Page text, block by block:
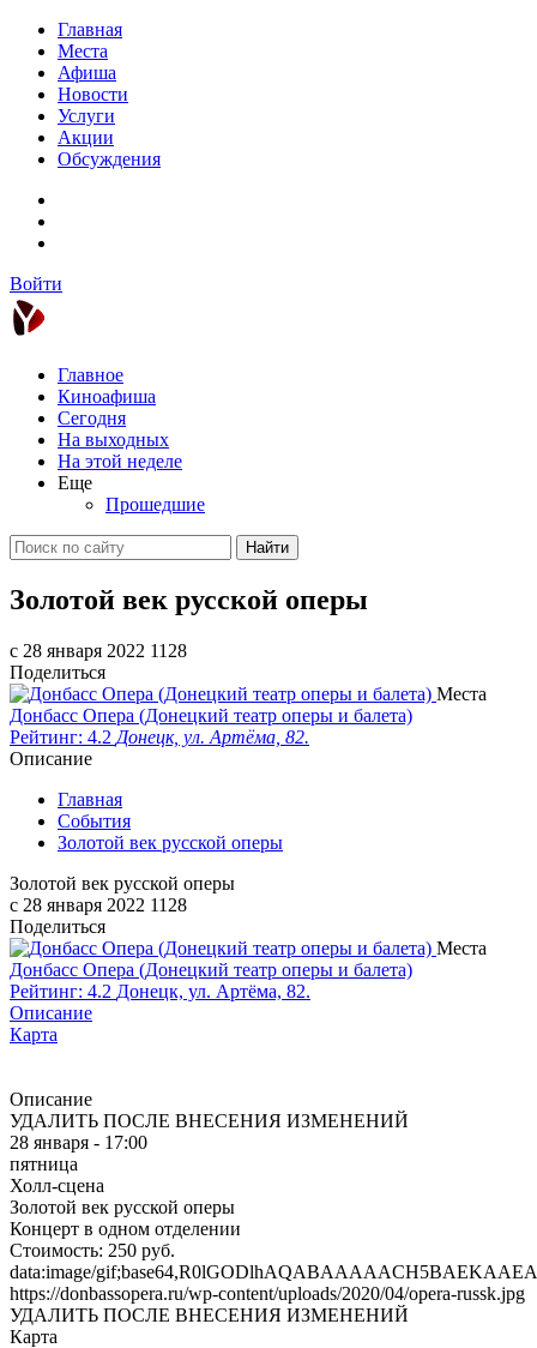
Главная
Места
Афиша
Новости
Услуги
Акции
Обсуждения
Войти
Главное
Киноафиша
Сегодня
На выходных
На этой неделе
Еще
Прошедшие
Найти
Золотой век русской оперы
c 28 января 2022 1128
Поделиться
Места
Донбасс Опера (Донецкий театр оперы и балета)
Рейтинг: 4.2 Донецк, ул. Артёма, 82.
Описание
Главная
События
Золотой век русской оперы
Золотой век русской оперы
c 28 января 2022 1128
Поделиться
Места
Донбасс Опера (Донецкий театр оперы и балета)
Рейтинг: 4.2 Донецк, ул. Артёма, 82.
Описание
Карта
Описание
УДАЛИТЬ ПОСЛЕ ВНЕСЕНИЯ ИЗМЕНЕНИЙ
28 января - 17:00
пятница
Холл-сцена
Золотой век русской оперы
Концерт в одном отделении
Стоимость: 250 руб.
data:image/
https://donbassopera.ru/wp-content/uploads/2020/04/opera-russk.jpg
УДАЛИТЬ ПОСЛЕ ВНЕСЕНИЯ ИЗМЕНЕНИЙ
Карта